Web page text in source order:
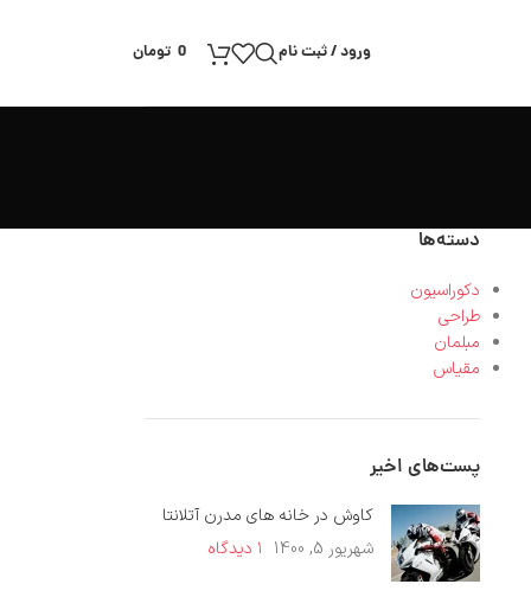
ورود / ثبت نام تومان
دسته‌ها
دکوراسیون
طراحی
مبلمان
مقیاس
پست‌های اخیر
کاوش در خانه های مدرن آتلانتا
شهریور 5, 1400
۱ دیدگاه